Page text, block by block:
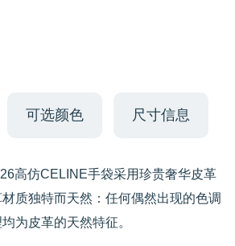
可选颜色 尺寸信息
高仿CELINE手袋采用珍贵奢华皮革
质独特而天然：任何偶然出现的色调
为皮革的天然特征。